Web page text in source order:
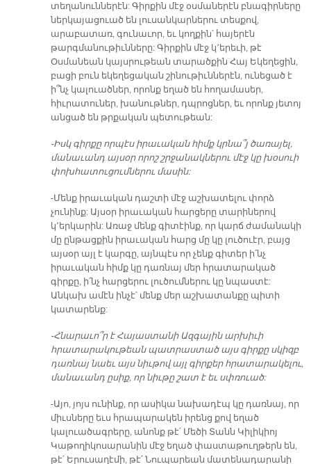
տեղանուններէն: Գիրքին մէջ օսմաներէն բնագիրները
ներկայացուած են լուսանկարներու տեսքով,
արաբատառ, գունաւոր, եւ կողքին՝ հայերէն
թարգմանութիւնները: Գիրքին մէջ կ՚երեւի, թէ
Օսմանեան կայսրութեան տարածքին Հայ Եկեղեցին,
բացի բուն եկեղեցական շինութիւններէն, ունեցած է
ի՞նչ կալուածներ, որոնք եղած են հողամասեր,
հիւրատուներ, խանութներ, դպրոցներ, եւ որոնք յետոյ
անցած են թրքական պետութեան:
-Իսկ գիրքը որպէս իրաւական հիմք կրնա՞յ ծառայել,
մանաւանդ այսօր որոշ շրջանակներու մէջ կը խօսուի
փոխհատուցումներու մասին:
-Մենք իրաւական դաշտի մէջ աշխատելու փորձ
չունինք: Այսօր իրաւական հարցերը տարիներով
կ՚երկարին: Առաջ մենք գիտէինք, որ կարճ ժամանակի
մը ընթացքին իրաւական հարց մը կը լուծուէր, բայց
այսօր այլ է կարգը, այնպէս որ չենք գիտեր ի՛նչ
իրաւական հիմք կը դառնայ մեր հրատարակած
գիրքը, ի՛նչ հարցերու լուծումներու կը նպաստէ:
Անկախ ամէն ինչէ՝ մենք մեր աշխատանքը պիտի
կատարենք:
-Հնարաւո՞ր է Հայաստանի Ազգային արխիւի
հրատարակութեան պատրաստած այս գիրքը սկիզբ
դառնայ նաեւ այս նիւթով այլ գիրքեր հրատարակելու,
մանաւանդ ըսիք, որ նիւթը շատ է եւ սփռուած:
-Այո, յոյս ունինք, որ ասիկա նախադէպ կը դառնայ, որ
միւսները եւս հրապարակեն իրենց քով եղած
կալուածագրերը, անոնք թէ՛ Մեծի Տանն Կիլիկիոյ
Կաթողիկոսարանին մէջ եղած փաստաթուղթերն են,
թէ՛ Երուսաղէմի, թէ՛ Նուպարեան մատենադարանի